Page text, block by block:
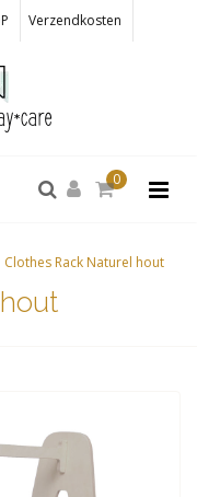
Verzendkosten
0
Clothes Rack Naturel hout